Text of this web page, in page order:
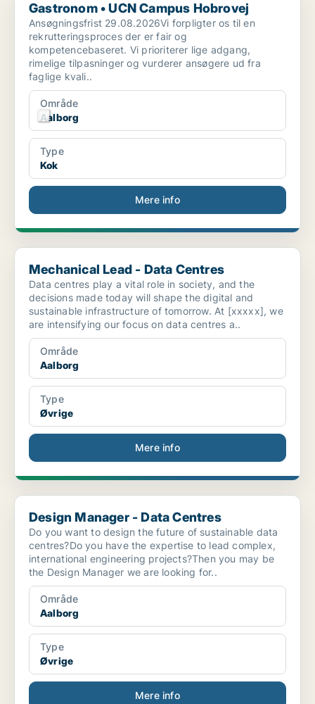
Gastronom • UCN Campus Hobrovej
Ansøgningsfrist 29.08.2026Vi forpligter os til en
rekrutteringsproces der er fair og
kompetencebaseret. Vi prioriterer lige adgang,
rimelige tilpasninger og vurderer ansøgere ud fra
faglige kvali..
Område
Aalborg
Type
Kok
Mere info
Mechanical Lead - Data Centres
Mechanical Lead - Data Centres
Data centres play a vital role in society, and the
decisions made today will shape the digital and
sustainable infrastructure of tomorrow. At [xxxxx], we
are intensifying our focus on data centres a..
Område
Aalborg
Type
Øvrige
Mere info
Design Manager - Data Centres
Design Manager - Data Centres
Do you want to design the future of sustainable data
centres?Do you have the expertise to lead complex,
international engineering projects?Then you may be
the Design Manager we are looking for..
Område
Aalborg
Type
Øvrige
Mere info